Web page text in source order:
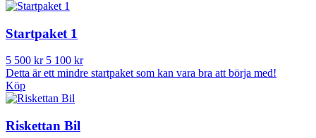
Startpaket 1
5 500 kr 5 100 kr
Detta är ett mindre startpaket som kan vara bra att börja med!
Köp
Riskettan Bil